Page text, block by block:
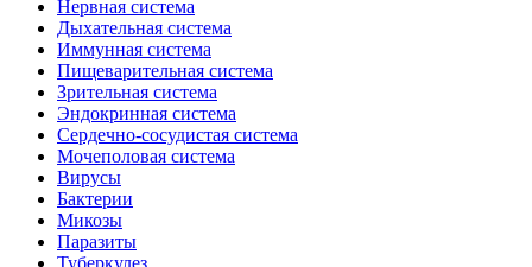
Нервная система
Дыхательная система
Иммунная система
Пищеварительная система
Зрительная система
Эндокринная система
Сердечно-сосудистая система
Мочеполовая система
Вирусы
Бактерии
Микозы
Паразиты
Туберкулез